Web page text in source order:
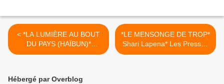
< *LA LUMIÈRE AU BOUT
DU PAYS (HAÏBUN)*
Joanne Morency* Éditions
*LE MENSONGE DE TROP*
Shari Lapena* Les Presses
de la Cité via Interforum
Hébergé par Overblog